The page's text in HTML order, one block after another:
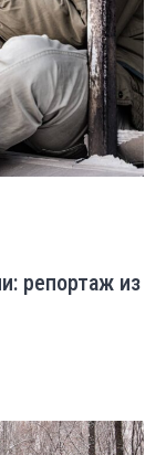
репортаж из